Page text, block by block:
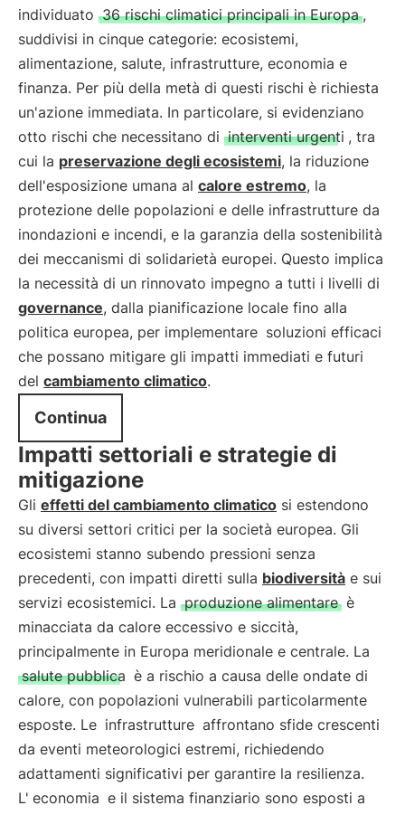
individuato 36 rischi climatici principali in Europa ,
suddivisi in cinque categorie: ecosistemi,
alimentazione, salute, infrastrutture, economia e
finanza. Per più della metà di questi rischi è richiesta
un'azione immediata. In particolare, si evidenziano
otto rischi che necessitano di interventi urgenti , tra
cui la preservazione degli ecosistemi, la riduzione
dell'esposizione umana al calore estremo, la
protezione delle popolazioni e delle infrastrutture da
inondazioni e incendi, e la garanzia della sostenibilità
dei meccanismi di solidarietà europei. Questo implica
la necessità di un rinnovato impegno a tutti i livelli di
governance, dalla pianificazione locale fino alla
politica europea, per implementare soluzioni efficaci
che possano mitigare gli impatti immediati e futuri
del cambiamento climatico.
Continua
Impatti settoriali e strategie di
mitigazione
Gli effetti del cambiamento climatico si estendono
su diversi settori critici per la società europea. Gli
ecosistemi stanno subendo pressioni senza
precedenti, con impatti diretti sulla biodiversità e sui
servizi ecosistemici. La produzione alimentare è
minacciata da calore eccessivo e siccità,
principalmente in Europa meridionale e centrale. La
salute pubblica è a rischio a causa delle ondate di
calore, con popolazioni vulnerabili particolarmente
esposte. Le infrastrutture affrontano sfide crescenti
da eventi meteorologici estremi, richiedendo
adattamenti significativi per garantire la resilienza.
L' economia e il sistema finanziario sono esposti a